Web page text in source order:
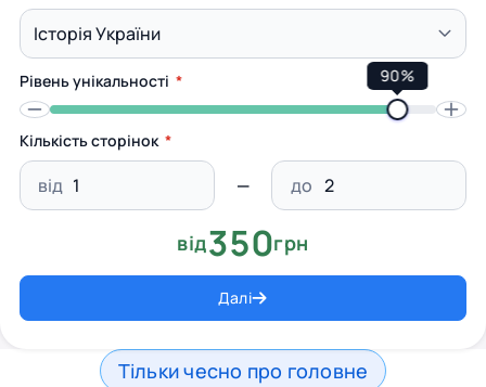
Рівень унікальності 90%
Кількість сторінок
від до
від350грн
Далі
Тільки чесно про головне